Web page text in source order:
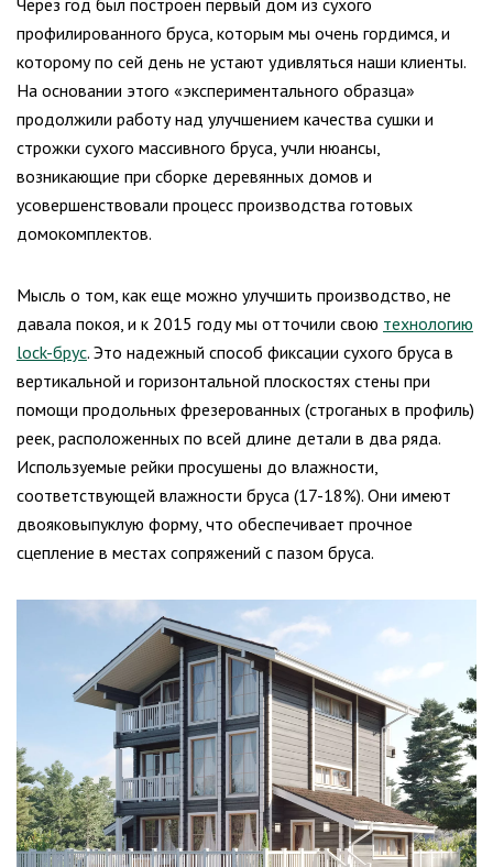
Через год был построен первый дом из сухого
профилированного бруса, которым мы очень гордимся, и
которому по сей день не устают удивляться наши клиенты.
На основании этого «экспериментального образца»
продолжили работу над улучшением качества сушки и
строжки сухого массивного бруса, учли нюансы,
возникающие при сборке деревянных домов и
усовершенствовали процесс производства готовых
домокомплектов.
Мысль о том, как еще можно улучшить производство, не
давала покоя, и к 2015 году мы отточили свою технологию
lock-брус. Это надежный способ фиксации сухого бруса в
вертикальной и горизонтальной плоскостях стены при
помощи продольных фрезерованных (строганых в профиль)
реек, расположенных по всей длине детали в два ряда.
Используемые рейки просушены до влажности,
соответствующей влажности бруса (17-18%). Они имеют
двояковыпуклую форму, что обеспечивает прочное
сцепление в местах сопряжений с пазом бруса.